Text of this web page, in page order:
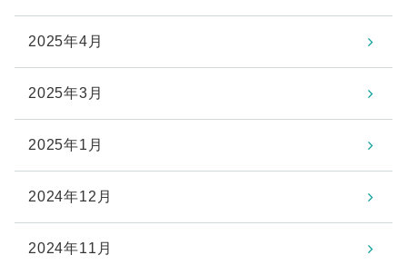
2025年4月
2025年3月
2025年1月
2024年12月
2024年11月